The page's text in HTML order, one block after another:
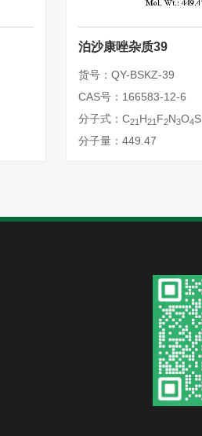
泊沙康唑杂质39
货号：QY-BSKZ-39
CAS号：166583-12-6
分子式：C21 H21 F2N3O4S
分子量：449.47